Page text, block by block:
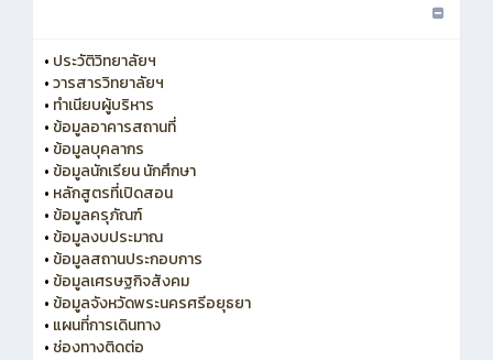
• ประวัติวิทยาลัยฯ
•วารสารวิทยาลัยฯ
• ทำเนียบผู้บริหาร
• ข้อมูลอาคารสถานที่
• ข้อมูลบุคลากร
• ข้อมูลนักเรียน นักศึกษา
• หลักสูตรที่เปิดสอน
• ข้อมูลครุภัณฑ์
• ข้อมูลงบประมาณ
• ข้อมูลสถานประกอบการ
• ข้อมูลเศรษฐกิจสังคม
• ข้อมูลจังหวัดพระนครศรีอยุธยา
• แผนที่การเดินทาง
• ช่องทางติดต่อ